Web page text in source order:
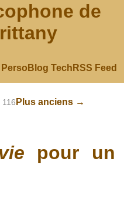
de
Blog Tech RSS Feed
Plus anciens →
pour un